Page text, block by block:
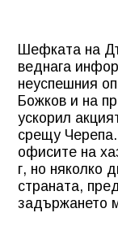
Шефката на
веднага
неуспешния
Божков и на
ускорил
срещу
офисите на
г, но няколко
страната,
задържането